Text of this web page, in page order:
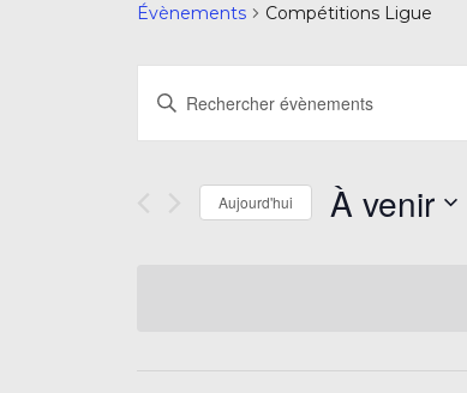
Évènements Compétitions Ligue
Recherche
et
Saisir
Rechercher
ÉvènementsAujourd'hui À venir